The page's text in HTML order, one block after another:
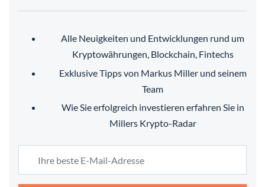
Alle Neuigkeiten und Entwicklungen rund um
Kryptowährungen, Blockchain, Fintechs
Exklusive Tipps von Markus Miller und seinem
Team
Wie Sie erfolgreich investieren erfahren Sie in
Millers Krypto-Radar